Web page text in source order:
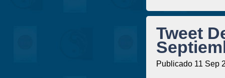
Tweet
Publicado 11 Sep